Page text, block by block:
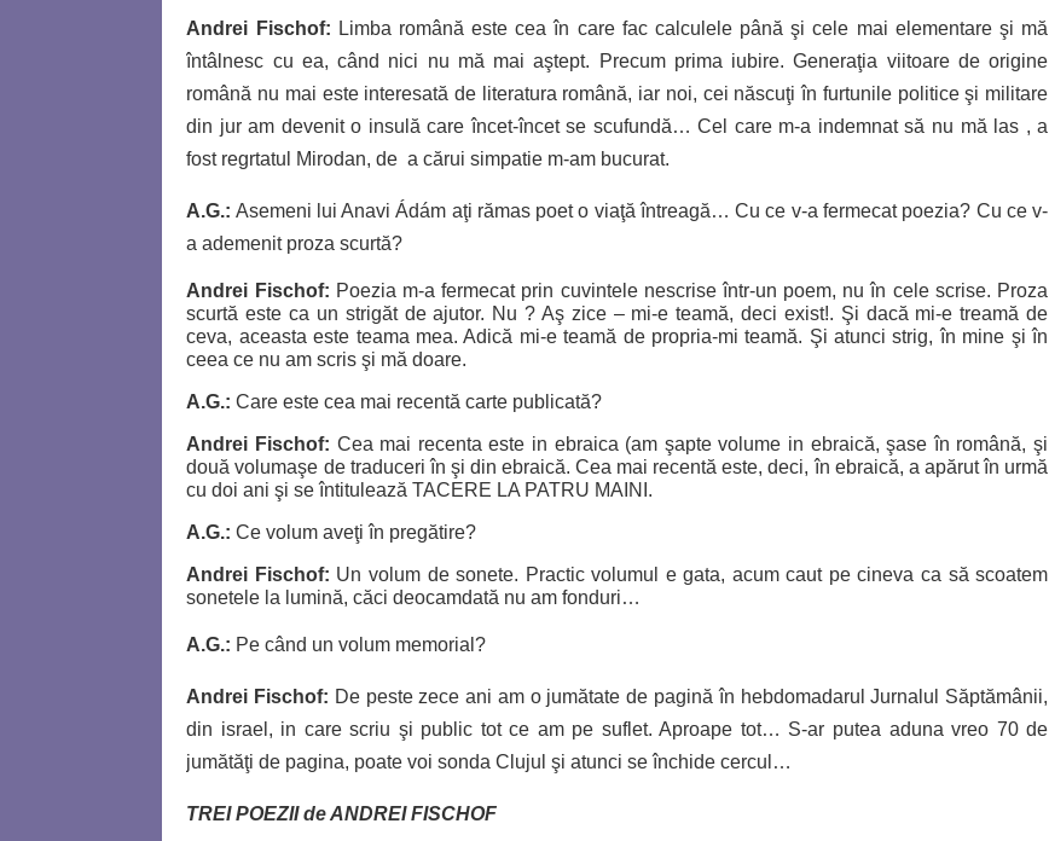
Andrei Fischof: Limba română este cea în care fac calculele până şi cele mai elementare şi mă
întâlnesc cu ea, când nici nu mă mai aştept. Precum prima iubire. Generaţia viitoare de origine
română nu mai este interesată de literatura română, iar noi, cei născuţi în furtunile politice şi militare
din jur am devenit o insulă care încet-încet se scufundă… Cel care m-a indemnat să nu mă las , a
fost regrtatul Mirodan, de a cărui simpatie m-am bucurat.
A.G.: Asemeni lui Anavi Ádám aţi rămas poet o viaţă întreagă… Cu ce v-a fermecat poezia? Cu ce v-
a ademenit proza scurtă?
Andrei Fischof: Poezia m-a fermecat prin cuvintele nescrise într-un poem, nu în cele scrise. Proza
scurtă este ca un strigăt de ajutor. Nu ? Aş zice – mi-e teamă, deci exist!. Şi dacă mi-e treamă de
ceva, aceasta este teama mea. Adică mi-e teamă de propria-mi teamă. Şi atunci strig, în mine şi în
ceea ce nu am scris şi mă doare.
A.G.: Care este cea mai recentă carte publicată?
Andrei Fischof: Cea mai recenta este in ebraica (am şapte volume in ebraică, şase în română, şi
două volumaşe de traduceri în şi din ebraică. Cea mai recentă este, deci, în ebraică, a apărut în urmă
cu doi ani şi se întitulează TACERE LA PATRU MAINI.
A.G.: Ce volum aveţi în pregătire?
Andrei Fischof: Un volum de sonete. Practic volumul e gata, acum caut pe cineva ca să scoatem
sonetele la lumină, căci deocamdată nu am fonduri…
A.G.: Pe când un volum memorial?
Andrei Fischof: De peste zece ani am o jumătate de pagină în hebdomadarul Jurnalul Săptămânii,
din israel, in care scriu şi public tot ce am pe suflet. Aproape tot… S-ar putea aduna vreo 70 de
jumătăţi de pagina, poate voi sonda Clujul şi atunci se închide cercul…
TREI POEZII de ANDREI FISCHOF